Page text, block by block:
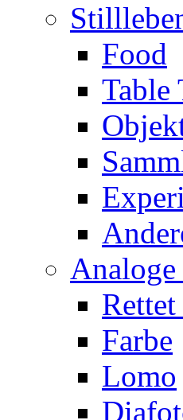
Food
Table
Farbe
Lomo